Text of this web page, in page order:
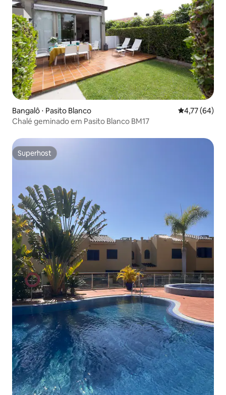
Bangalô ⋅ Pasito Blanco 4,77 de uma
4,77 (64)
Chalé geminado em Pasito Blanco BM17
Superhost
Superhost